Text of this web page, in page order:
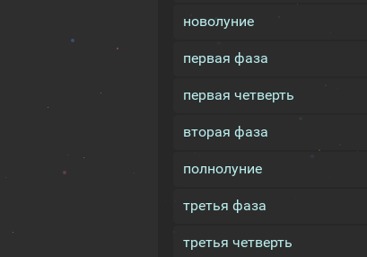
новолуние
первая фаза
первая четверть
вторая фаза
полнолуние
третья фаза
третья четверть